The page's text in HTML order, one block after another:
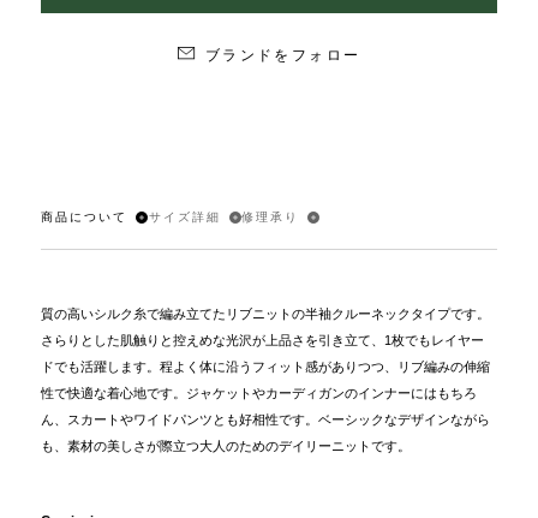
ブランドをフォロー
商品について サイズ詳細 修理承り
質の高いシルク糸で編み立てたリブニットの半袖クルーネックタイプです。
さらりとした肌触りと控えめな光沢が上品さを引き立て、1枚でもレイヤー
ドでも活躍します。程よく体に沿うフィット感がありつつ、リブ編みの伸縮
性で快適な着心地です。ジャケットやカーディガンのインナーにはもちろ
ん、スカートやワイドパンツとも好相性です。ベーシックなデザインながら
も、素材の美しさが際立つ大人のためのデイリーニットです。